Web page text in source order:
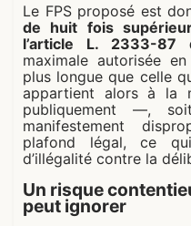
Le FPS proposé est
de huit fois
l’article L. 2333-87
maximale autorisée
plus longue que celle
appartient alors à la
publiquement —,
manifestement
plafond légal, ce
d’illégalité contre la
Un risque
peut ignorer